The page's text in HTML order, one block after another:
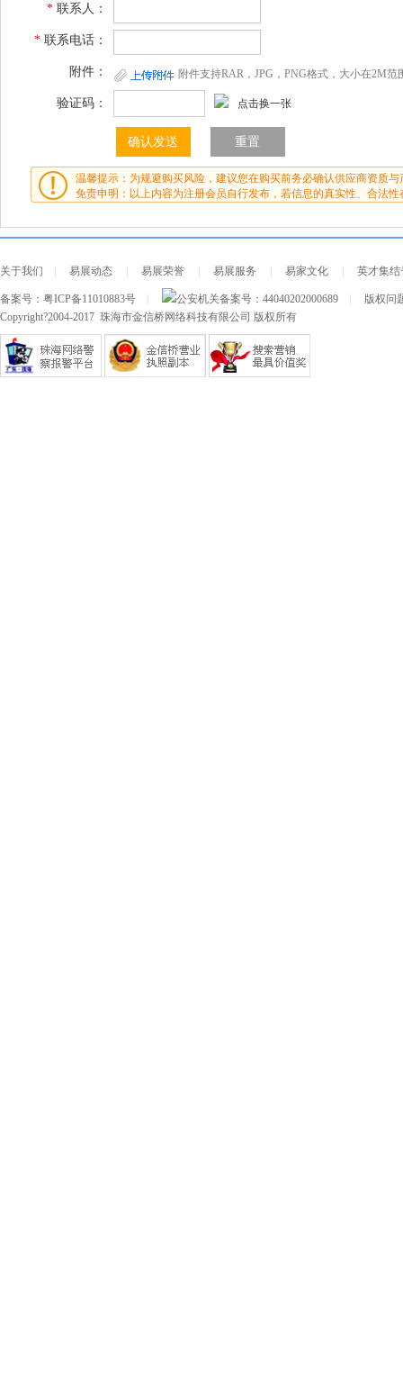
* 联系人：
* 联系电话：
附件： 附件支持RAR，JPG，PNG格式，大小在2M范
验证码： 点击换一张
温馨提示：为规避购买风险，建议您在购买前务必确认供应商资质与
免责申明：以上内容为注册会员自行发布，若信息的真实性、合法性
关于我们 易展动态 易展荣誉 易展服务 易家文化 英才集结
备案号： 粤ICP备11010883号 公安机关备案号： 44040202000689
版权问
Copyright?2004-2017 珠海市金信桥网络科技有限公司 版权所有